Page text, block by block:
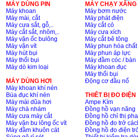
MÁY DÙNG PIN
Máy khoan
Máy mài, cắt
Máy cưa sắt, gỗ,..
Máy cắt sắt, nhôm,..
Máy vặn ốc bulông
Máy vặn vít
Máy hút bụi
Máy thổi bụi
Máy dò kim loại
MÁY DÙNG HƠI
Máy khoan khí nén
Búa đục khí nén
Máy mài dũa hơi
Máy chà nhám
Máy cưa máy cắt
Máy vặn bu lông ốc vít
Máy đầm khuôn cát
MÁY CHẠY
Máy bơm nước
Máy phát điện
Máy cắt cỏ
Máy cưa xích
Máy cắt bê tông
Máy phun hóa chất
Máy phun áp lực
Máy đầm cóc / bàn
Máy khoan đục
Máy thổi bụi
Động cơ đầu nổ
THIÊT BỊ ĐO ĐIỆN
Ampe Kìm
Đồng hồ vạn năng
Đồng hồ chỉ thị pha
Đồng hồ đo trở
Đồng hồ đo điện